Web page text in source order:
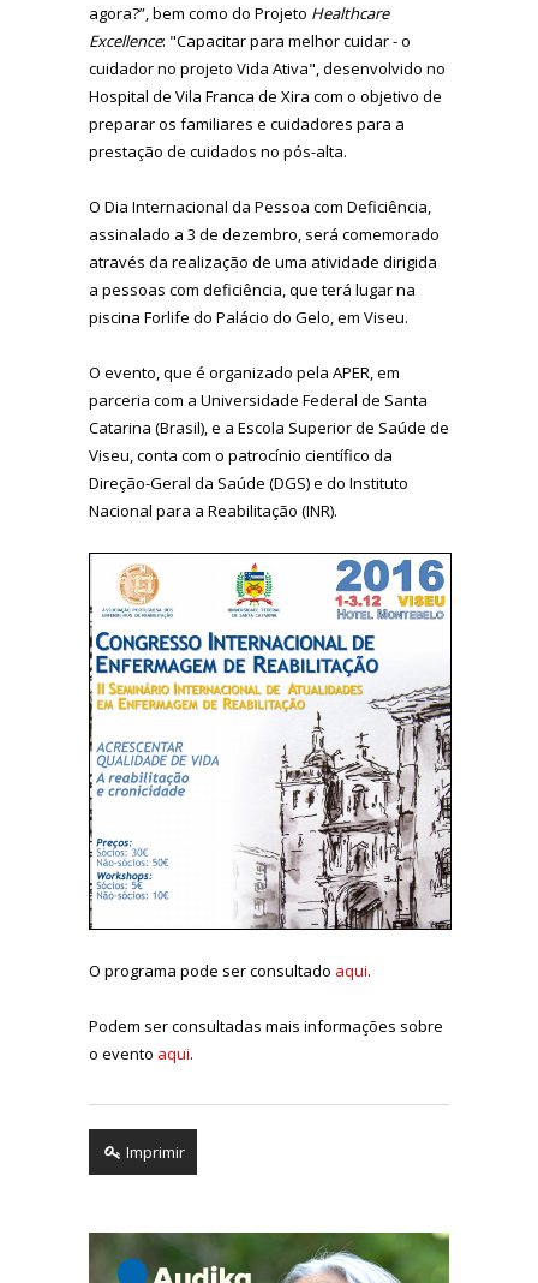
agora?”, bem como do Projeto Healthcare
Excellence: "Capacitar para melhor cuidar - o
cuidador no projeto Vida Ativa", desenvolvido no
Hospital de Vila Franca de Xira com o objetivo de
preparar os familiares e cuidadores para a
prestação de cuidados no pós-alta.
O Dia Internacional da Pessoa com Deficiência,
assinalado a 3 de dezembro, será comemorado
através da realização de uma atividade dirigida
a pessoas com deficiência, que terá lugar na
piscina Forlife do Palácio do Gelo, em Viseu.
O evento, que é organizado pela APER, em
parceria com a Universidade Federal de Santa
Catarina (Brasil), e a Escola Superior de Saúde de
Viseu, conta com o patrocínio científico da
Direção-Geral da Saúde (DGS) e do Instituto
Nacional para a Reabilitação (INR).
O programa pode ser consultado aqui.
Podem ser consultadas mais informações sobre
o evento aqui.
Imprimir